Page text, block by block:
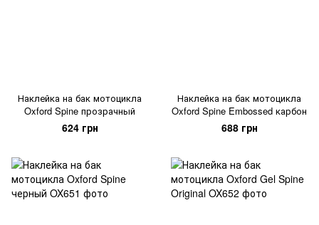
Наклейка на бак мотоцикла
Oxford Spine прозрачный
624 грн
Наклейка на бак мотоцикла
Oxford Spine Embossed карбон
688 грн